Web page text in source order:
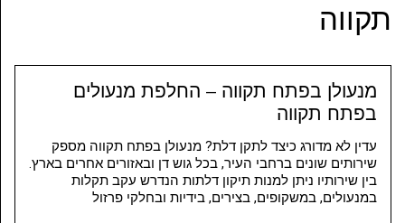
תקווה
מנעולן בפתח תקווה – החלפת מנעולים
בפתח תקווה
עדין לא מדורג כיצד לתקן דלת? מנעולן בפתח תקווה מספק
שירותים שונים ברחבי העיר, בכל גוש דן ובאזורים אחרים בארץ.
בין שירותיו ניתן למנות תיקון דלתות הנדרש עקב תקלות
במנעולים, במשקופים, בצירים, בידיות ובחלקי פרזול